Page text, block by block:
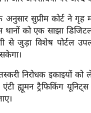
अनुसार सुप्रीम कोर्ट ने गृह
को एक साझा
से जुड़ा विशेष पोर्टल
निरोधक इकाइयों को
एंटी ह्यूमन ट्रैफिकिंग